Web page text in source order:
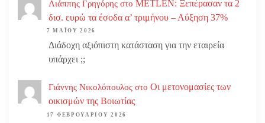
Λιάππης Γρηγόρης στο METLEN: Ξεπέρασαν τα 2
δισ. ευρώ τα έσοδα α’ τριμήνου – Αύξηση 37%
7 ΜΑΪ́ΟΥ 2026
Διάδοχη αξιόπιστη κατάσταση για την εταιρεία
υπάρχει ;;
Γιάννης Νικολόπουλος στο Οι μετονομασίες των
οικισμών της Βοιωτίας
17 ΦΕΒΡΟΥΑΡΊΟΥ 2026